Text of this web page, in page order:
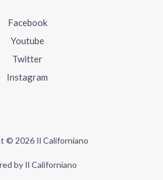
Facebook
Youtube
Twitter
Instagram
© 2026 Il Californiano
by Il Californiano